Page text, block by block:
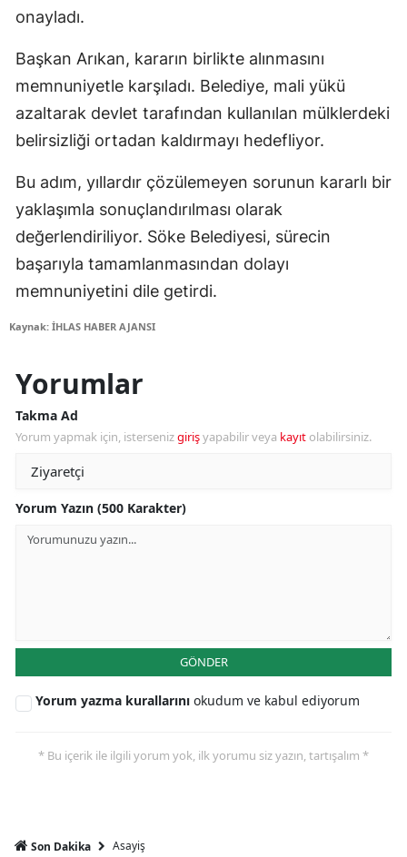
onayladı.
Başkan Arıkan, kararın birlikte alınmasını
memnuniyetle karşıladı. Belediye, mali yükü
azaltarak devlet tarafından kullanılan mülklerdeki
belirsizliği ortadan kaldırmayı hedefliyor.
Bu adım, yıllardır çözülemeyen sorunun kararlı bir
yaklaşımla sonuçlandırılması olarak
değerlendiriliyor. Söke Belediyesi, sürecin
başarıyla tamamlanmasından dolayı
memnuniyetini dile getirdi.
Kaynak: İHLAS HABER AJANSI
Yorumlar
Takma Ad
Yorum yapmak için, istersenizgirişyapabilir veya kayıt olabilirsiniz.
Yorum Yazın (500 Karakter)
GÖNDER
Yorum yazma kurallarını okudum ve kabul ediyorum
* Bu içerik ile ilgili yorum yok, ilk yorumu siz yazın, tartışalım *
Son Dakika Asayiş